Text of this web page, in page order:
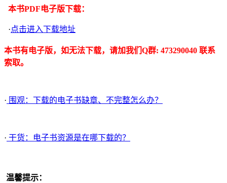
本书PDF电子版下载：
·点击进入下载地址
本书有电子版，如无法下载，请加我们Q群: 473290040 联系
索取。
· 围观：下载的电子书缺章、不完整怎么办？
· 干货：电子书资源是在哪下载的？
温馨提示：